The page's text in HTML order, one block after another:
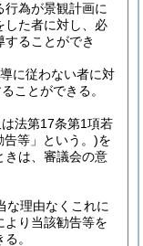
為が景観計画に
した者に対し、必
ることができ
に従わない者に対
ことができる。
法第17条第1項若
告等」という。)を
きは、審議会の意
な理由なくこれに
より当該勧告等を
。